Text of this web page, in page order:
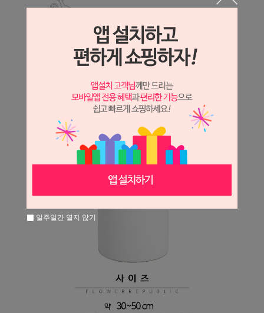
상세 정보를 확대해 보실 수 있습니다.
일주일간 열지 않기